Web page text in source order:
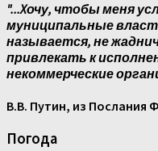
"...Xочу, чтобы меня
муниципальные
называется, не
привлекать к
некоммерческие
В.В. Путин, из Послания
Погода